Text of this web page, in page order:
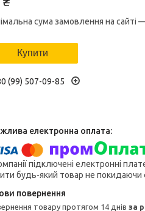
сума замовлення на сайті
Купити
(99) 507-09-85
підключені електронні
будь-який товар не покидаючи
товару протягом 14 днів за